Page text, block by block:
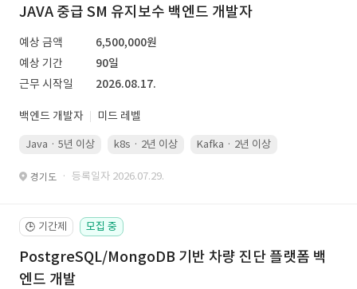
JAVA 중급 SM 유지보수 백엔드 개발자
예상 금액
6,500,000원
예상 기간
90일
근무 시작일
2026.08.17.
백엔드 개발자 미드 레벨
Java · 5년 이상 k8s · 2년 이상 Kafka · 2년 이상
경기도 · 등록일자 2026.07.29.
🕒 기간제 모집 중
PostgreSQL/MongoDB 기반 차량 진단 플랫폼 백
엔드 개발